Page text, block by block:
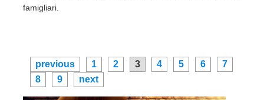
famigliari.
previous 1 2 3 4 5 6
7
8
9 next